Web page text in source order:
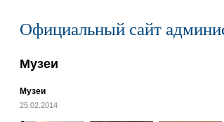
Официальный сайт
Музеи
Музеи
25.02.2014